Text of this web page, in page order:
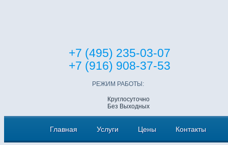
+7 (495) 235-03-07
+7 (916) 908-37-53
РЕЖИМ РАБОТЫ:
Круглосуточно
Без Выходных
Главная Услуги Цены Контакты